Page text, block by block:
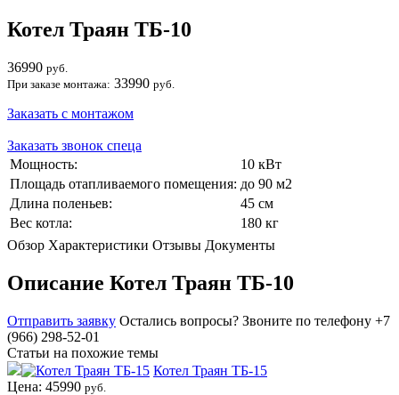
Котел Траян ТБ-10
36990 руб.
При заказе монтажа: 33990 руб.
Заказать с монтажом
Заказать звонок спеца
Мощность:
10 кВт
Площадь отапливаемого помещения: до 90 м2
Длина поленьев:
45 см
Вес котла:
180 кг
Обзор Характеристики Отзывы Документы
Описание Котел Траян ТБ-10
Отправить заявку Остались вопросы? Звоните по телефону +7
(966) 298-52-01
Статьи на похожие темы
Котел Траян ТБ-15
Цена: 45990 руб.